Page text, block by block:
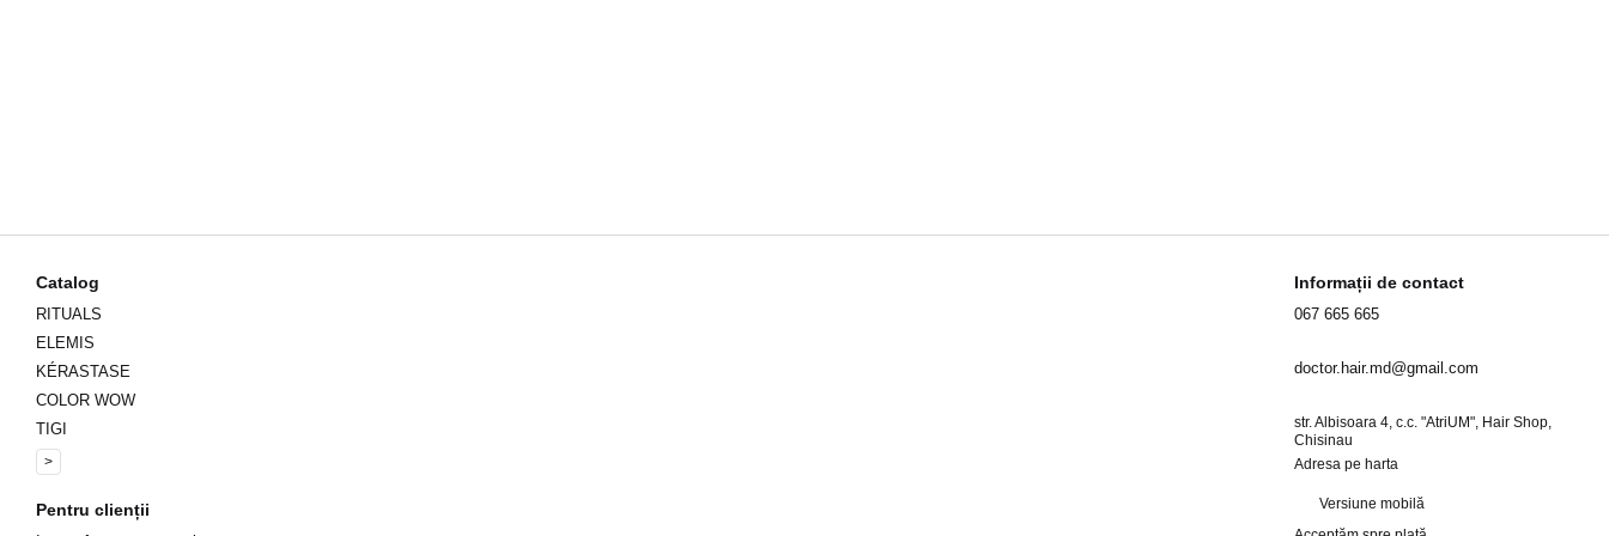
Catalog
RITUALS
ELEMIS
KÉRASTASE
COLOR WOW
TIGI
>
Pentru clienții
Informații de contact
067 665 665
doctor.hair.md@gmail.com
str. Albisoara 4, c.c. "AtriUM", Hair Shop,
Chisinau
Adresa pe harta
Versiune mobilă